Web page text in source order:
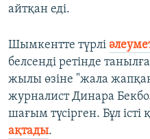
айтқан еді.
Шымкентте түрлі
белсенді ретінде
жылы өзіне "жала
журналист Динара
шағым түсірген. Бұл істі
ақтады.